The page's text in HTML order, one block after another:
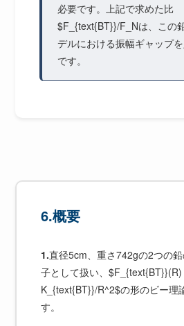
必要です。上記で求めた比
$F_{text{BT}}/F_Nは、この
デルにおける振幅ギャップ
です。
6.概要
1.直径5cm、重さ742gの2つの
子として扱い、
K_{text{BT}}/R^2$の形のビー理
す。